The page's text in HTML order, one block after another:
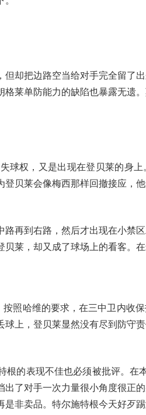
却把边路空当给对手完全留了
莱单防能力的缺陷也暴露无遗
球权，又是出现在登贝莱的身
贝莱会像梅西那样回撤接应，
再到右路，然后才出现在小禁
莱，却又成了球场上的看客。
照哈维的要求，在三中卫内收
上，登贝莱显然没有尽到防守
的表现不佳也必须被批评。在
了对手一次力量很小角度很正
非卖品。特尔施特根今天好歹